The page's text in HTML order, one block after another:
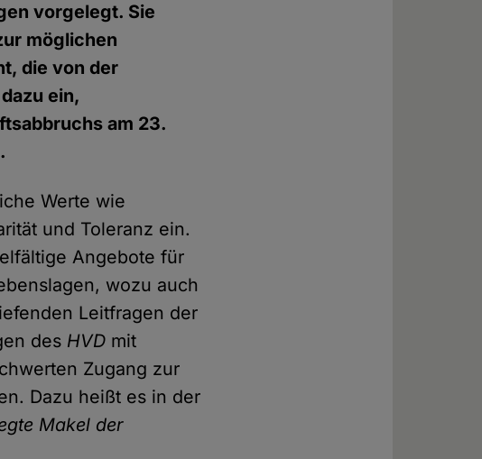
vorgelegt. Sie
möglichen
die von der
ein,
am 23.
Werte wie
und Toleranz ein.
Angebote für
wozu auch
Leitfragen der
des HVD mit
Zugang zur
Dazu heißt es in der
Makel der